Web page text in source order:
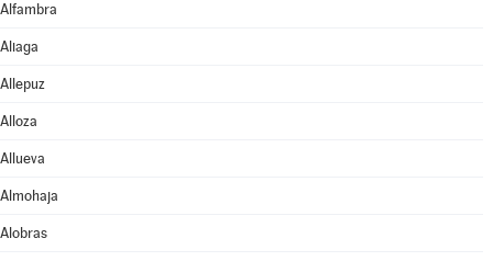
Alfambra
Aliaga
Allepuz
Alloza
Allueva
Almohaja
Alobras